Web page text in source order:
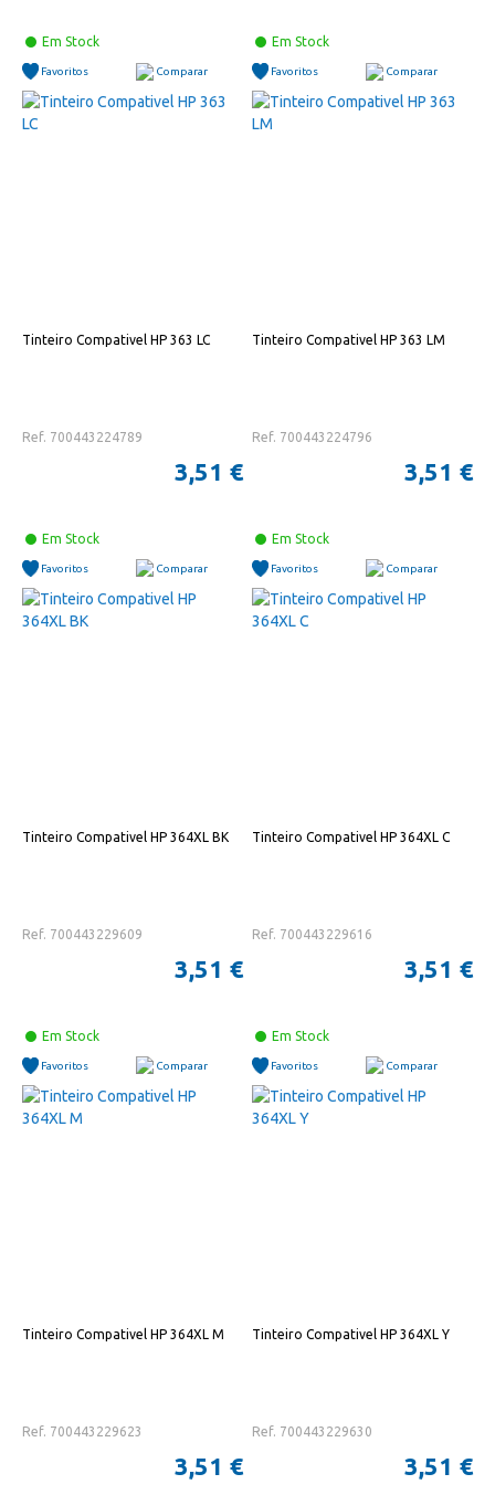
Em Stock
Favoritos Comparar
Em Stock
Favoritos Comparar
Tinteiro Compativel HP 363 LC
Ref. 700443224789
3,51 €
Em Stock
Favoritos Comparar
Tinteiro Compativel HP 363 LM
Ref. 700443224796
3,51 €
Em Stock
Favoritos Comparar
Tinteiro Compativel HP 364XL BK
Ref. 700443229609
3,51 €
Em Stock
Favoritos Comparar
Tinteiro Compativel HP 364XL C
Ref. 700443229616
3,51 €
Em Stock
Favoritos Comparar
Tinteiro Compativel HP 364XL M
Ref. 700443229623
3,51 €
Tinteiro Compativel HP 364XL Y
Ref. 700443229630
3,51 €